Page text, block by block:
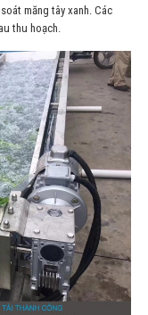
măng tây xanh. Các
thu hoạch.